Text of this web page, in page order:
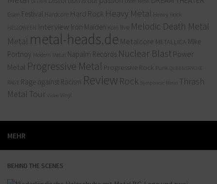
DELAIN
Essen Festival Hardcore Hard Rock Heavy Metal Heavy Rock
HELLOWEEN Interview Iron Maiden Köln live Melodic Death Metal
Metal metal-heads.de Metalcore METALLICA MIke
Portnoy Modern Metal Napalm Records Nuclear Blast Power
Metal Progressive Metal Progressive Rock Punk QUEENSRYCHE
RAGE Rage against Racism Review Rock Symphonic Metal
Thrash
Metal Tour Video Vinyl
MEHR
BEHIND THE SCENES